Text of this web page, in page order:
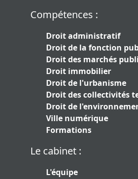
Compétences :
Droit administratif
Droit de la fonction
Droit des marchés
Droit immobilier
Droit de l'urbanisme
Droit des collectivités
Droit de
Ville numérique
Formations
Le cabinet :
L'équipe